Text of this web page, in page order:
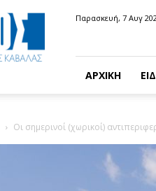
Παρασκευή, 7 Αυγ
ΑΡΧΙΚΗ
Οι σημερινοί (χωρικοί)